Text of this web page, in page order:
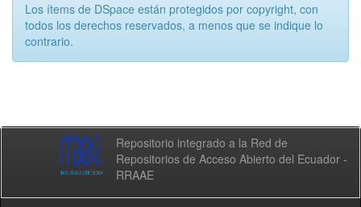
Los ítems de DSpace están protegidos por copyright, con
todos los derechos reservados, a menos que se indique lo
contrario.
Repositorio integrado a la Red de
Repositorios de Acceso Abierto del Ecuador -
RRAAE